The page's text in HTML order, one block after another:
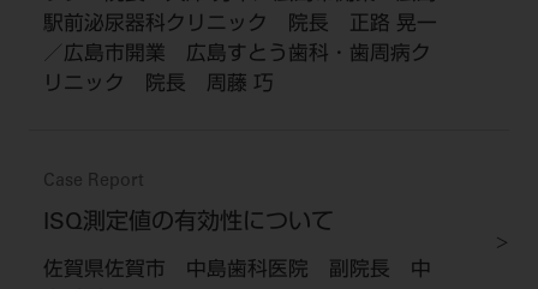
駅前泌尿器科クリニック 院長 正路 晃一
／広島市開業 広島すとう歯科・歯周病ク
リニック 院長 周藤 巧
Case Report
ISQ測定値の有効性について
佐賀県佐賀市 中島歯科医院 副院長 中